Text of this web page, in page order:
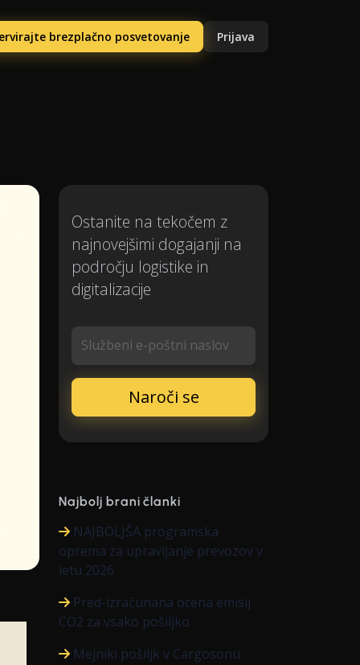
brezplačno posvetovanje Prijava
Ostanite na tekočem z
najnovejšimi dogajanji na
področju logistike in
digitalizacije
Službeni e-poštni naslov
Najbolj brani članki
NAJBOLJŠA programska
oprema za upravljanje prevozov v
letu 2026
Pred-izračunana ocena emisij
CO2 za vsako pošiljko
Mejniki pošiljk v Cargosonu